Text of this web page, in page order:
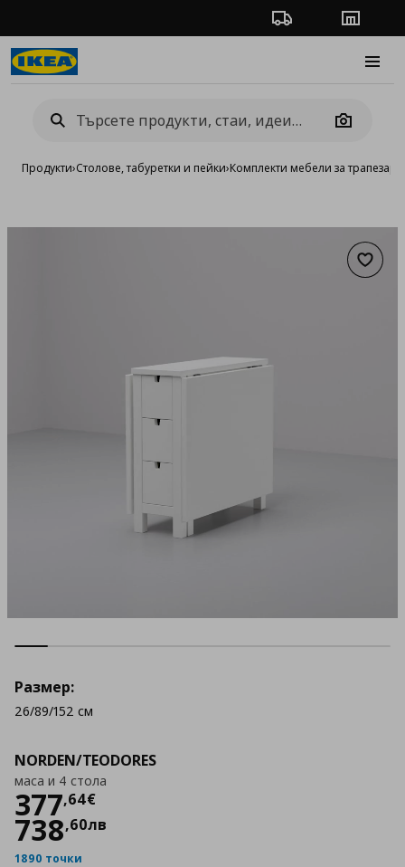
Проследяване на
Camera
Продукти›Столове, табуретки и пейки›Комплекти мебели за
NORDEN/TEODORES
маса и 4 стола
377,64€
Цена
738,60лв
1890 точки
Размер:
26/89/152 см